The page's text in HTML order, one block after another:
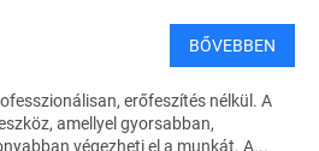
BŐVEBBEN
erőfeszítés nélkül. A
amellyel gyorsabban,
végezheti el a munkát. A...